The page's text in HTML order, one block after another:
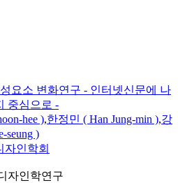
요소 변화연구 - 인터넷신문에 나
중심으로 -
hee ),한정민 ( Han Jung-min ),강
seung )
자인학회
자인학연구